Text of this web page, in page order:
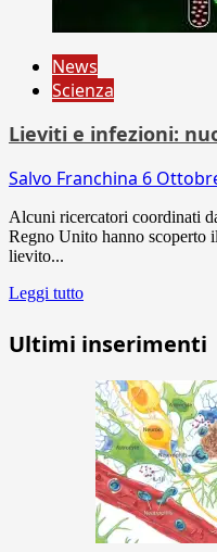
News
Scienza
Lieviti e infezioni:
Salvo Franchina 6
Alcuni ricercatori coordinati
Regno Unito hanno scoperto
lievito...
Leggi tutto
Ultimi inserimenti